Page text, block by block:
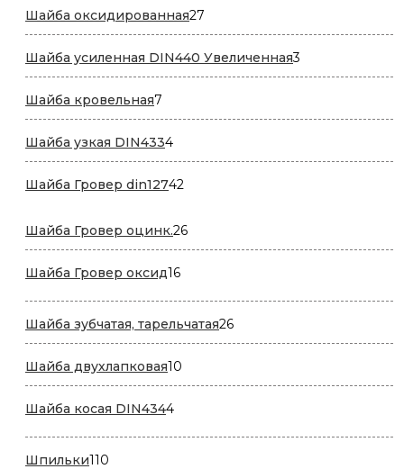
Шайба оксидированная27
товаров
Шайба усиленная DIN440 Увеличенная3
товара
Шайба кровельная7
товаров
Шайба узкая DIN43344
товара
Шайба Гровер din12742
Шайба Гровер оцинк.2626
товаров
Шайба Гровер оксид1616
Шайба зубчатая, тарельчатая2626
товаров
Шайба двухлапковая10
товаров
Шайба косая DIN43444
Шпильки110